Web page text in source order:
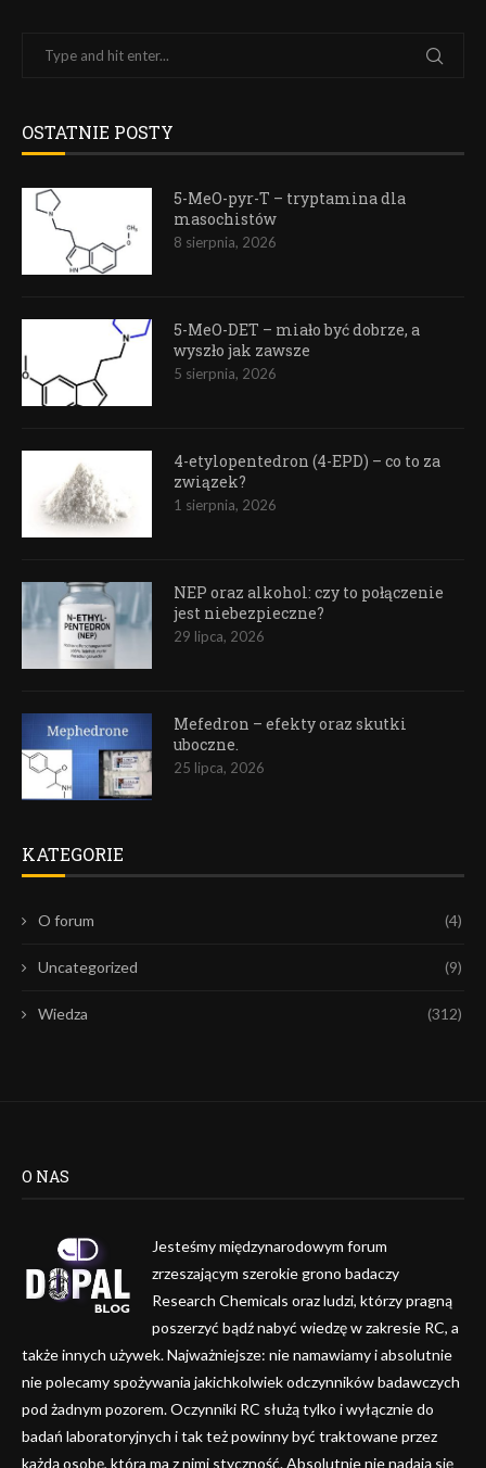
OSTATNIE POSTY
5-MeO-pyr-T – tryptamina dla
masochistów
8 sierpnia, 2026
5-MeO-DET – miało być dobrze, a
wyszło jak zawsze
5 sierpnia, 2026
4-etylopentedron (4-EPD) – co to za
związek?
1 sierpnia, 2026
NEP oraz alkohol: czy to połączenie
jest niebezpieczne?
29 lipca, 2026
Mefedron – efekty oraz skutki
uboczne.
25 lipca, 2026
KATEGORIE
O forum (4)
Uncategorized (9)
Wiedza (312)
O NAS
Jesteśmy międzynarodowym forum
zrzeszającym szerokie grono badaczy
Research Chemicals oraz ludzi, którzy pragną
poszerzyć bądź nabyć wiedzę w zakresie RC, a
także innych używek. Najważniejsze: nie namawiamy i absolutnie
nie polecamy spożywania jakichkolwiek odczynników badawczych
pod żadnym pozorem. Oczynniki RC służą tylko i wyłącznie do
badań laboratoryjnych i tak też powinny być traktowane przez
każdą osobę, która ma z nimi styczność. Absolutnie nie nadają się